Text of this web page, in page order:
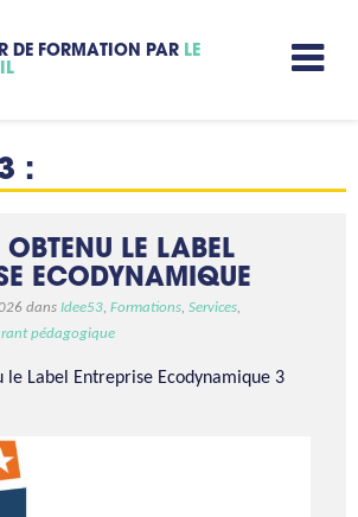
DE FORMATION PAR LE
:
LE LABEL
ECODYNAMIQUE
dans Idee53, Formations, Services,
pédagogique
le Label Entreprise Ecodynamique 3